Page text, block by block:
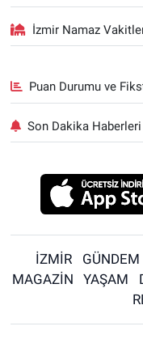
İzmir Namaz
Puan Durumu ve
Son Dakika Haberleri
İZMİR GÜNDEM
MAGAZİN
YAŞAM